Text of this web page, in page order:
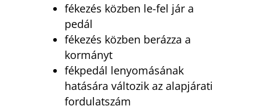
fékezés közben le-fel jár a
pedál
fékezés közben berázza a
kormányt
fékpedál lenyomásának
hatására változik az alapjárati
fordulatszám